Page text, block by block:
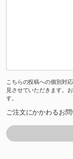
こちらの投稿への個別対
見させていただきます。
す。
ご注文にかかわるお